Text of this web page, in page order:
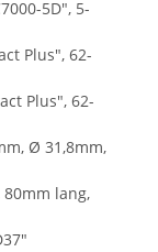
5D", 5-
Plus", 62-
Plus", 62-
Ø 31,8mm,
80mm lang,